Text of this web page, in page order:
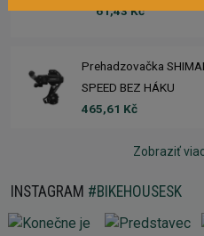
61,43 Kč
Prehadzovačka
SPEED BEZ HÁKU
465,61 Kč
Zobraziť
INSTAGRAM #BIKEHOUSESK